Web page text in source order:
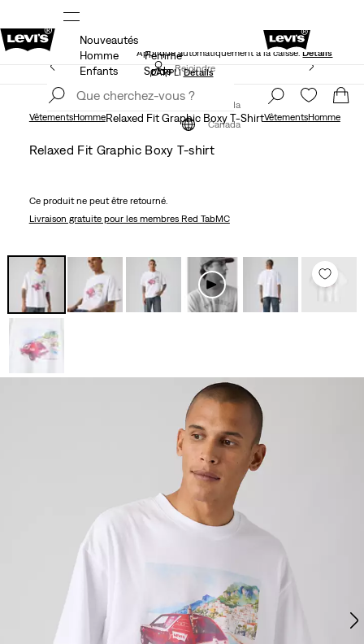
40 % DE RABAIS ADDITIONNEL SUR LES SOLDES.
Appliqué automatiquement à la caisse.Détails
Rejoindre
Canada
Nouveautés
Homme
Femme
Enfants
Solde
LE MEILLEUR DE LEVI'SMD – MAINTENANT DANS
L’APPLIDétails
maintenant
Canada
VêtementsHommeRelaxed Fit Graphic Boxy T-ShirtVêtementsHomme
Relaxed Fit Graphic Boxy T-shirt
Ce produit ne peut être retourné.
Livraison gratuitepour les membres Red TabMC